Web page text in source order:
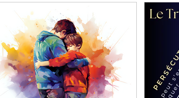
Perdu Décodage des Maux
Décodage Symbolique du Monde